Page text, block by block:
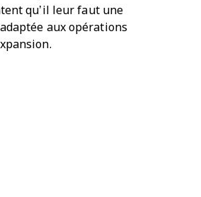
qu’il leur faut une
aux opérations